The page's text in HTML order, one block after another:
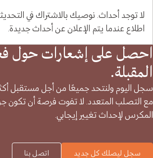
لا توجد أحداث. نوصيك بالاشتراك في
اطلاع عندما يتم الإعلان عن أحداث جديدة.
احصل على إشعارات حول
المقبلة.
سجل اليوم ولنتحد جميعًا من أجل مستقبل
مع التصلب المتعدد. لا تفوت فرصة أن تكون
المكرس لإحداث تغيير إيجابي.
سجل ليصلك كل جديد اتصل بنا